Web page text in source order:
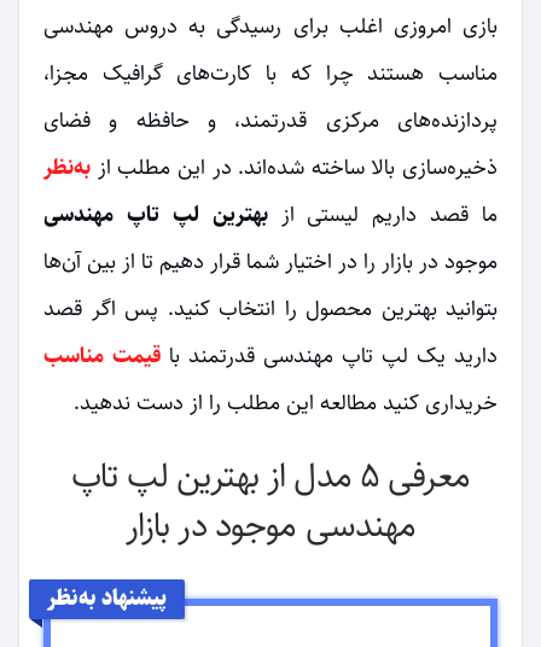
بازی امروزی اغلب برای رسیدگی به دروس مهندسی
مناسب هستند چرا که با کارت‌های گرافیک مجزا،
پردازنده‌های مرکزی قدرتمند، و حافظه و فضای
ذخیره‌سازی بالا ساخته شده‌اند. در این مطلب از به‌نظر
ما قصد داریم لیستی ازبهترین لپ تاپ مهندسی
موجود در بازار را در اختیار شما قرار دهیم تا از بین آن‌ها
بتوانید بهترین محصول را انتخاب کنید. پس اگر قصد
دارید یک لپ تاپ مهندسی قدرتمند با قیمت مناسب
خریداری کنید مطالعه این مطلب را از دست ندهید.
معرفی ۵ مدل از بهترین لپ تاپ
مهندسی موجود در بازار
پیشنهاد به‌نظر